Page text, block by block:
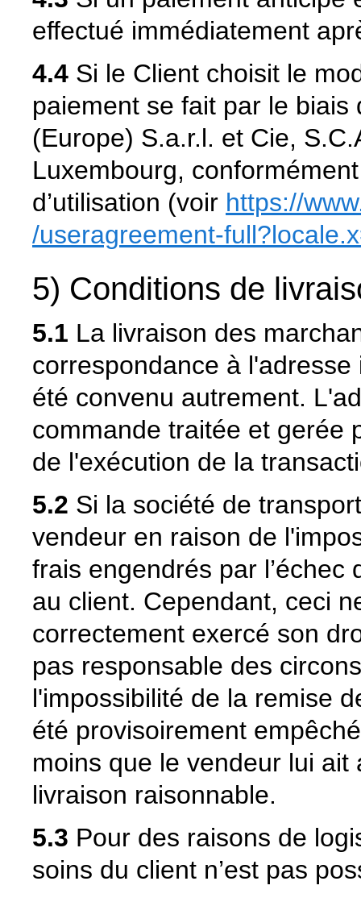
effectué immédiatement
4.4 Si le Client choisit le
paiement se fait par le
(Europe) S.a.r.l. et Cie,
Luxembourg,
d’utilisation (voir https://
/useragreement-full
5) Conditions de
5.1 La livraison des
correspondance à
été convenu autrement.
commande traitée et gerée
de l'exécution de la
5.2 Si la société de
vendeur en raison de
frais engendrés par
au client. Cependant, ceci
correctement exercé son
pas responsable des
l'impossibilité de la remise
été provisoirement
moins que le vendeur lui
livraison raisonnable.
5.3 Pour des raisons de
soins du client n’est pas